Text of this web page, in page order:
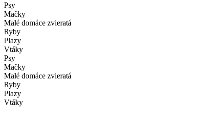
Psy
Mačky
Malé domáce zvieratá
Ryby
Plazy
Vtáky
Psy
Mačky
Malé domáce zvieratá
Ryby
Plazy
Vtáky